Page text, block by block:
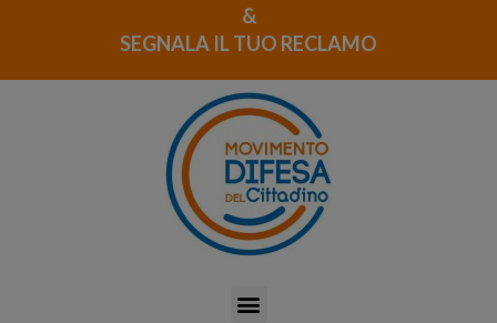
&
SEGNALA IL TUO RECLAMO